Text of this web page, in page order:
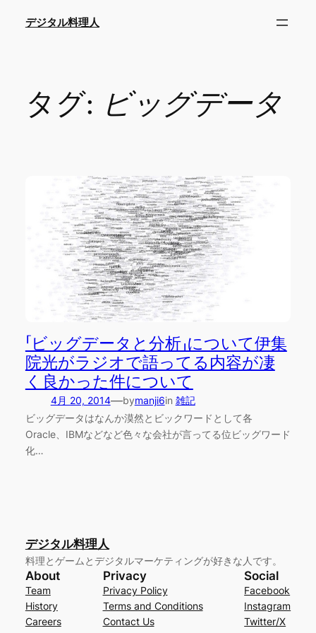
デジタル料理人
タグ: ビッグデータ
「ビッグデータと分析」について伊集
院光がラジオで語ってる内容が凄
く良かった件について
4月 20, 2014—bymanji6in 雑記
ビッグデータはなんか漠然とビックワードとして各
Oracle、IBMなどなど色々な会社が言ってる位ビッグワード
化…
デジタル料理人
料理とゲームとデジタルマーケティングが好きな人です。
About
Team
History
Careers
Privacy
Privacy Policy
Terms and Conditions
Contact Us
Social
Facebook
Instagram
Twitter/X